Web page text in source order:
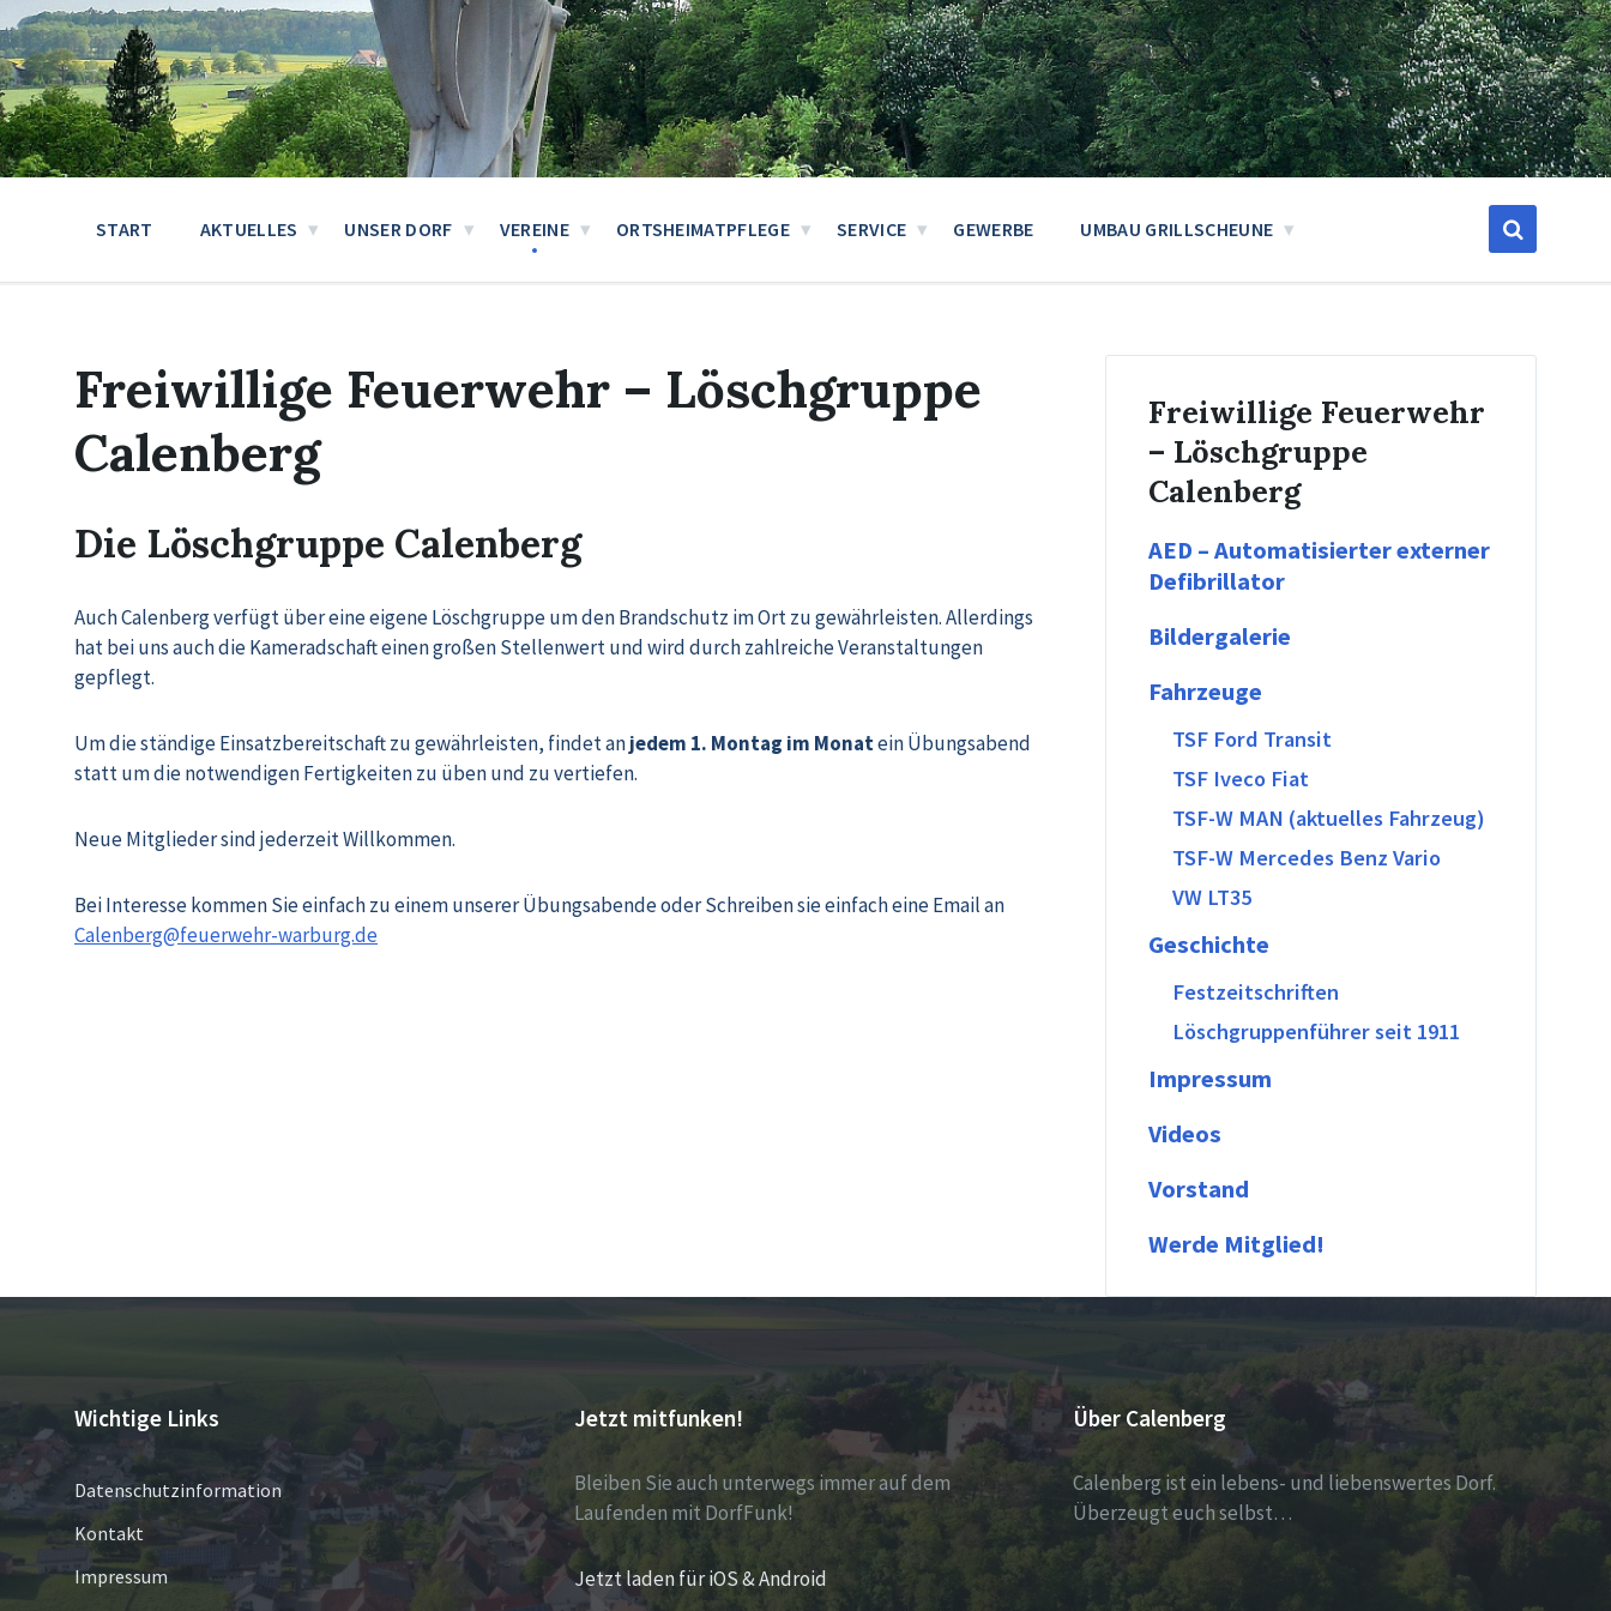
START AKTUELLES UNSER DORF VEREINE ORTSHEIMATPFLEGE SERVICE GEWERBE UMBAU GRILLSCHEUNE
Freiwillige Feuerwehr – Löschgruppe
Calenberg
Die Löschgruppe Calenberg
Auch Calenberg verfügt über eine eigene Löschgruppe um den Brandschutz im Ort zu gewährleisten. Allerdings
hat bei uns auch die Kameradschaft einen großen Stellenwert und wird durch zahlreiche Veranstaltungen
gepflegt.
Um die ständige Einsatzbereitschaft zu gewährleisten, findet anjedem 1. Montag im Monatein Übungsabend
statt um die notwendigen Fertigkeiten zu üben und zu vertiefen.
Neue Mitglieder sind jederzeit Willkommen.
Bei Interesse kommen Sie einfach zu einem unserer Übungsabende oder Schreiben sie einfach eine Email an
Calenberg@feuerwehr-warburg.de
Freiwillige Feuerwehr
– Löschgruppe
Calenberg
AED – Automatisierter externer
Defibrillator
Bildergalerie
Fahrzeuge
TSF Ford Transit
TSF Iveco Fiat
TSF-W MAN (aktuelles Fahrzeug)
TSF-W Mercedes Benz Vario
VW LT35
Geschichte
Festzeitschriften
Löschgruppenführer seit 1911
Impressum
Videos
Vorstand
Werde Mitglied!
Wichtige Links
Datenschutzinformation
Kontakt
Impressum
Jetzt mitfunken!
Bleiben Sie auch unterwegs immer auf dem
Laufenden mit DorfFunk!
Jetzt laden für iOS & Android
Über Calenberg
Calenberg ist ein lebens- und liebenswertes Dorf.
Überzeugt euch selbst…